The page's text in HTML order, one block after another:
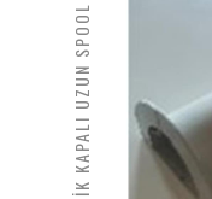
220 LİK KAPALI UZUN SPOOL